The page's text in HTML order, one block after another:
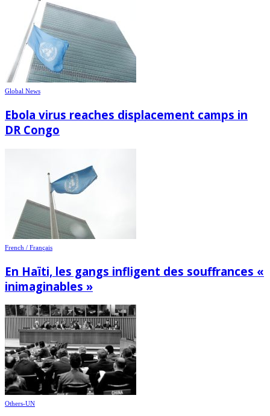
Global News
Ebola virus reaches displacement camps in
DR Congo
French / Français
En Haïti, les gangs infligent des souffrances «
inimaginables »
Others-UN